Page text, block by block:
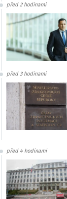
před 2 hodinami
před 3 hodinami
před 4 hodinami